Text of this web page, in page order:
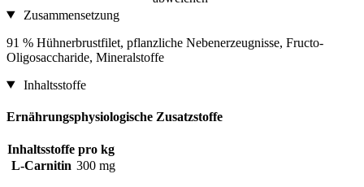
Zusammensetzung
91 % Hühnerbrustfilet, pflanzliche Nebenerzeugnisse, Fructo-
Oligosaccharide, Mineralstoffe
Inhaltsstoffe
Ernährungsphysiologische Zusatzstoffe
Inhaltsstoffe pro kg
L-Carnitin 300 mg